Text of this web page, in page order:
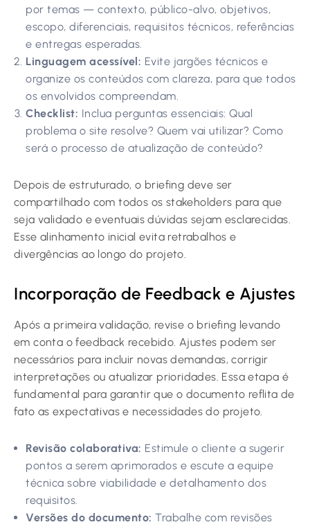
por temas — contexto, público-alvo, objetivos,
escopo, diferenciais, requisitos técnicos, referências
e entregas esperadas.
Linguagem acessível: Evite jargões técnicos e
organize os conteúdos com clareza, para que todos
os envolvidos compreendam.
Checklist: Inclua perguntas essenciais: Qual
problema o site resolve? Quem vai utilizar? Como
será o processo de atualização de conteúdo?
Depois de estruturado, o briefing deve ser
compartilhado com todos os stakeholders para que
seja validado e eventuais dúvidas sejam esclarecidas.
Esse alinhamento inicial evita retrabalhos e
divergências ao longo do projeto.
Incorporação de Feedback e Ajustes
Após a primeira validação, revise o briefing levando
em conta o feedback recebido. Ajustes podem ser
necessários para incluir novas demandas, corrigir
interpretações ou atualizar prioridades. Essa etapa é
fundamental para garantir que o documento reflita de
fato as expectativas e necessidades do projeto.
Revisão colaborativa: Estimule o cliente a sugerir
pontos a serem aprimorados e escute a equipe
técnica sobre viabilidade e detalhamento dos
requisitos.
Versões do documento: Trabalhe com revisões